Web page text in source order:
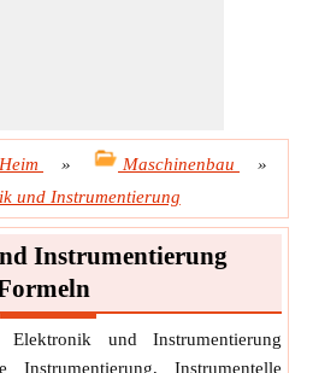
Heim » Maschinenbau
»
und Instrumentierung
Instrumentierung
und Instrumentierung
Instrumentelle